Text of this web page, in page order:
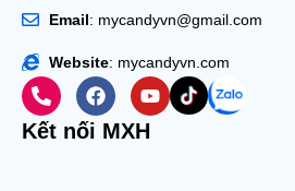
Email: mycandyvn@gmail.com
Website: mycandyvn.com
Kết nối MXH